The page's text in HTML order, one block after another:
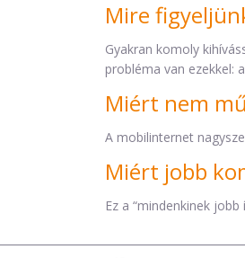
Mire
Gyakran komoly
probléma van ezekkel:
Miért nem
A mobilinternet
Miért jobb
Ez a “mindenkinek